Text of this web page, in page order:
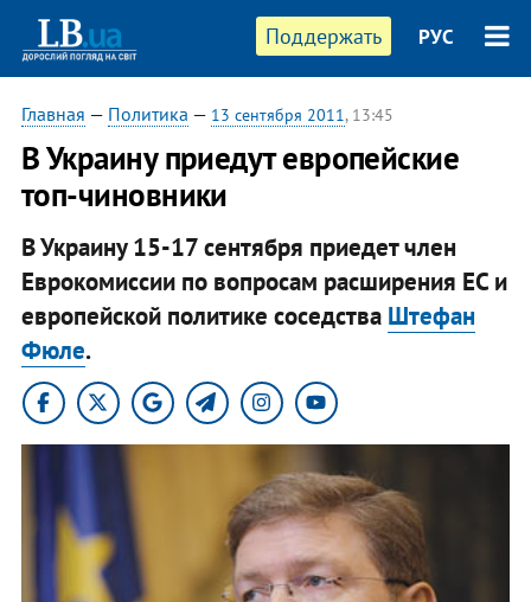
Поддержать РУС
Главная — Политика — 13 сентября 2011, 13:45
В Украину приедут европейские
топ-чиновники
В Украину 15-17 сентября приедет член
Еврокомиссии по вопросам расширения ЕС и
европейской политике соседства Штефан
Фюле.